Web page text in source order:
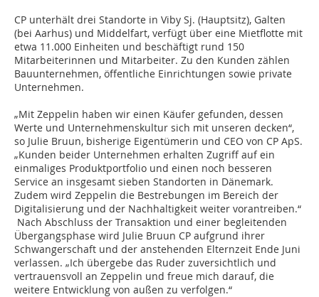
CP unterhält drei Standorte in Viby Sj. (Hauptsitz), Galten
(bei Aarhus) und Middelfart, verfügt über eine Mietflotte mit
etwa 11.000 Einheiten und beschäftigt rund 150
Mitarbeiterinnen und Mitarbeiter. Zu den Kunden zählen
Bauunternehmen, öffentliche Einrichtungen sowie private
Unternehmen.
„Mit Zeppelin haben wir einen Käufer gefunden, dessen
Werte und Unternehmenskultur sich mit unseren decken“,
so Julie Bruun, bisherige Eigentümerin und CEO von CP ApS.
„Kunden beider Unternehmen erhalten Zugriff auf ein
einmaliges Produktportfolio und einen noch besseren
Service an insgesamt sieben Standorten in Dänemark.
Zudem wird Zeppelin die Bestrebungen im Bereich der
Digitalisierung und der Nachhaltigkeit weiter vorantreiben.“
Nach Abschluss der Transaktion und einer begleitenden
Übergangsphase wird Julie Bruun CP aufgrund ihrer
Schwangerschaft und der anstehenden Elternzeit Ende Juni
verlassen. „Ich übergebe das Ruder zuversichtlich und
vertrauensvoll an Zeppelin und freue mich darauf, die
weitere Entwicklung von außen zu verfolgen.“